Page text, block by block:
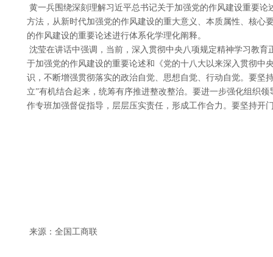
黄一兵围绕深刻理解习近平总书记关于加强党的作风建设重要
方法，从新时代加强党的作风建设的重大意义、本质属性、核心
的作风建设的重要论述进行体系化学理化阐释。
沈莹在讲话中强调，当前，深入贯彻中央八项规定精神学习教
于加强党的作风建设的重要论述和《党的十八大以来深入贯彻中
识，不断增强贯彻落实的政治自觉、思想自觉、行动自觉。要坚
立”有机结合起来，统筹有序推进整改整治。要进一步强化组织
作专班加强督促指导，层层压实责任，形成工作合力。要坚持开
来源：全国工商联